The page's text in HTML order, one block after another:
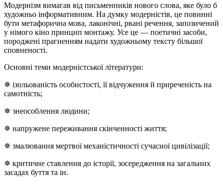
Модернізм вимагав від письменників нового слова, яке було б
художньо інформативним. На думку модерністів, це повинні
бути метафорична мова, лаконічні, рвані речення, запозичений
у німого кіно принцип монтажу. Усе це — поетичні засоби,
породжені прагненням надати художньому тексту більшої
сповненості.
Основні теми модерністської літератури:
✵ ізольованість особистості, її відчуження й приреченість на
самотність;
✵ знеособлення людини;
✵ напружене переживання скінченності життя;
✵ змалювання мертвої механістичності сучасної цивілізації;
✵ критичне ставлення до історії, зосередження на загальних
засадах буття та ін.